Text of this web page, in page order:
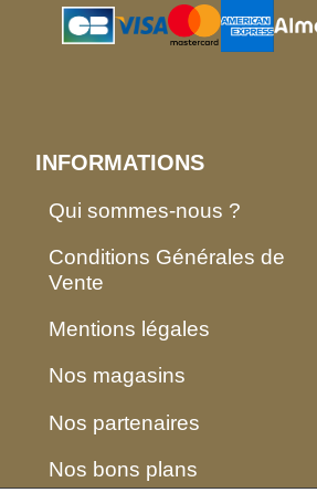
INFORMATIONS
Qui sommes-nous ?
Conditions Générales de
Vente
Mentions légales
Nos magasins
Nos partenaires
Nos bons plans